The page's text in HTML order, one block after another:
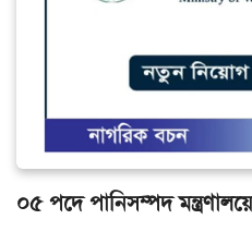
০৫ পদে পানিসম্পদ